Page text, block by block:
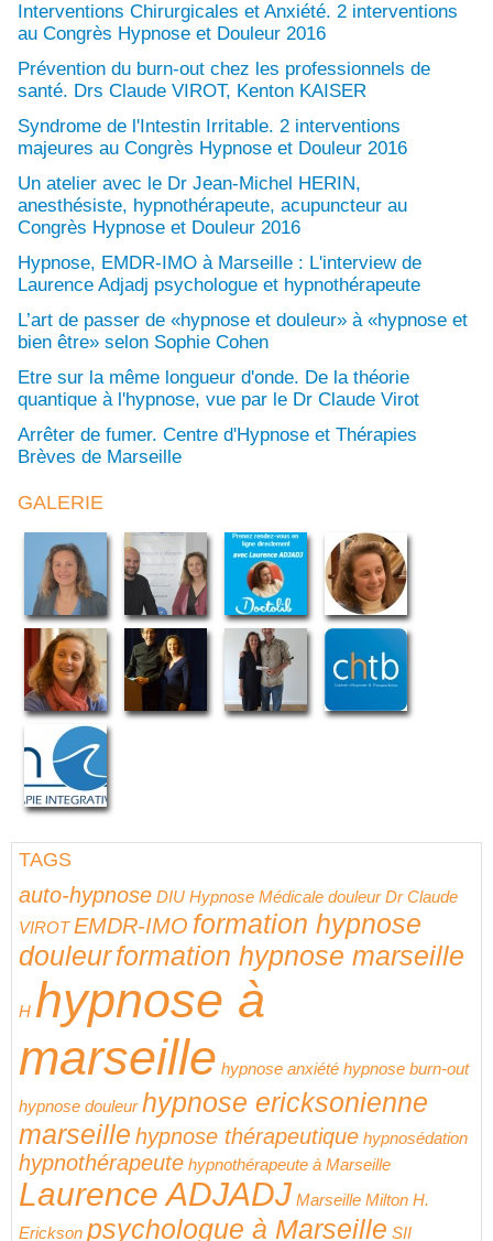
Interventions Chirurgicales et Anxiété. 2 interventions
au Congrès Hypnose et Douleur 2016
Prévention du burn-out chez les professionnels de
santé. Drs Claude VIROT, Kenton KAISER
Syndrome de l'Intestin Irritable. 2 interventions
majeures au Congrès Hypnose et Douleur 2016
Un atelier avec le Dr Jean-Michel HERIN,
anesthésiste, hypnothérapeute, acupuncteur au
Congrès Hypnose et Douleur 2016
Hypnose, EMDR-IMO à Marseille : L'interview de
Laurence Adjadj psychologue et hypnothérapeute
L’art de passer de «hypnose et douleur» à «hypnose et
bien être» selon Sophie Cohen
Etre sur la même longueur d'onde. De la théorie
quantique à l'hypnose, vue par le Dr Claude Virot
Arrêter de fumer. Centre d'Hypnose et Thérapies
Brèves de Marseille
GALERIE
TAGS
auto-hypnose DIU Hypnose Médicale douleur Dr Claude
VIROT EMDR-IMO formation hypnose
douleurformation hypnose marseille
H hypnose à
marseille hypnose anxiété hypnose burn-out
hypnose douleur hypnose ericksonienne
marseille hypnose thérapeutique hypnosédation
hypnothérapeute hypnothérapeute à Marseille
Laurence ADJADJ Marseille Milton H.
Erickson psychologue à Marseille SII